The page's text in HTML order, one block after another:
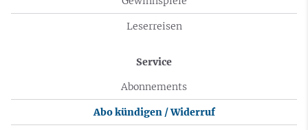
Leserreisen
Service
Abonnements
Abo kündigen / Widerruf